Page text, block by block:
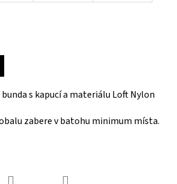
s kapucí a materiálu Loft Nylon
zabere v batohu minimum místa.